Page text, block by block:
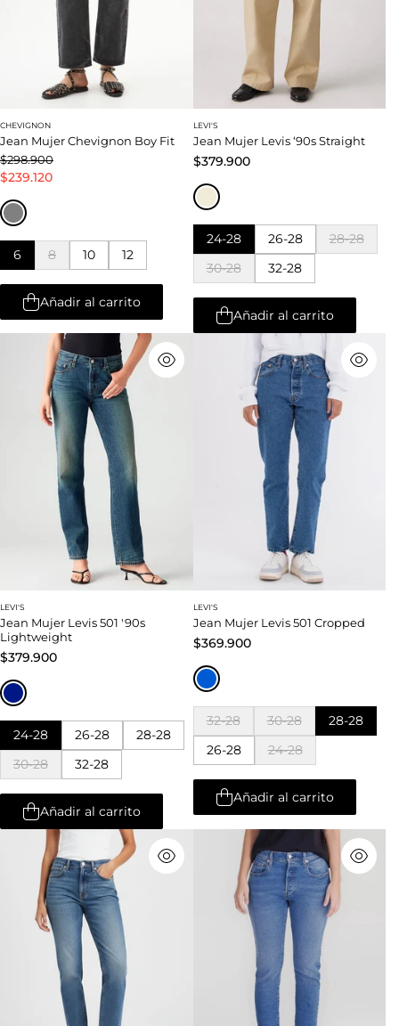
CHEVIGNON
Jean Mujer Chevignon Boy Fit
$298.900
$239.120
6 8 10 12
Añadir al carrito
LEVI'S
Jean Mujer Levis ‘90s Straight
$379.900
24-28 26-28
28-28
30-28
32-28
Añadir al carrito
LEVI'S
Jean Mujer Levis 501 '90s
Lightweight
$379.900
24-28 26-28
28-28
30-28
32-28
Añadir al carrito
LEVI'S
Jean Mujer Levis 501 Cropped
$369.900
32-28 30-28
28-28
26-28
24-28
Añadir al carrito